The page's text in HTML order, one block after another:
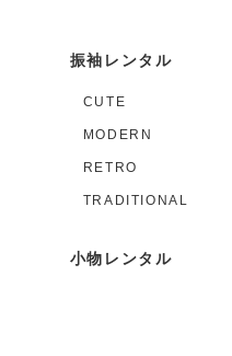
振袖レンタル
CUTE
MODERN
RETRO
TRADITIONAL
小物レンタル